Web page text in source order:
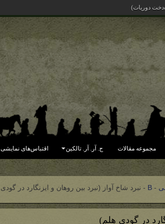
دوریات)
مجموعه مقالات ج. آر. آر. تالکین اقتباس‌های نمایشی
-
B
- نبرد شاخ آواز (نبرد بین روهان و ایزنگارد در گودی
در گودی هلم)